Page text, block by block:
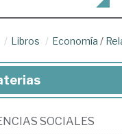
Libros Economía /
SOCIALES